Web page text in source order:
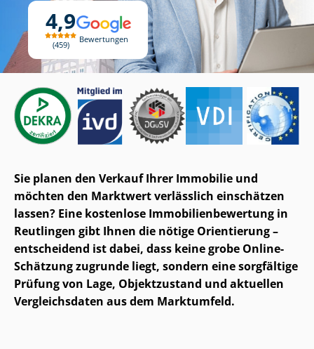
4,9
459
Bewertungen
Sie planen den Verkauf Ihrer Immobilie und
möchten den Marktwert verlässlich einschätzen
lassen? Eine kostenlose Im­mo­bi­li­en­be­wer­tung in
Reutlingen gibt Ihnen die nötige Orientierung –
entscheidend ist dabei, dass keine grobe Online-
Schätzung zugrunde liegt, sondern eine sorgfältige
Prüfung von Lage, Objektzustand und aktuellen
Vergleichsdaten aus dem Marktumfeld.